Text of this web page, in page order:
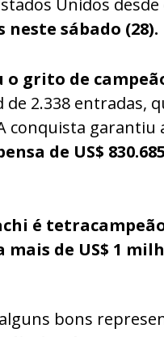
neste sábado (28).
grito de
de 2.338 entradas,
conquista
de US$ 830.685
é tetracampeão
mais de US$ 1
bons